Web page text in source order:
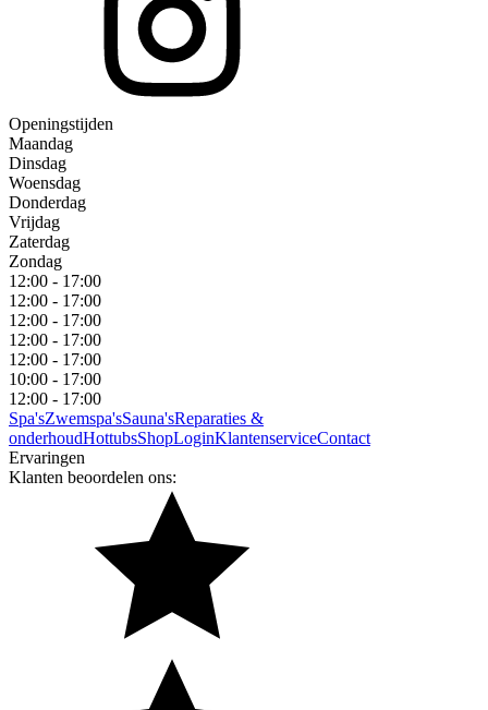
Openingstijden
Maandag
Dinsdag
Woensdag
Donderdag
Vrijdag
Zaterdag
Zondag
12:00 - 17:00
12:00 - 17:00
12:00 - 17:00
12:00 - 17:00
12:00 - 17:00
10:00 - 17:00
12:00 - 17:00
Spa'sZwemspa'sSauna'sReparaties &
onderhoudHottubsShopLoginKlantenserviceContact
Ervaringen
Klanten beoordelen ons: